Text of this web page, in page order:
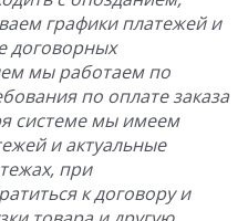
графики платежей и
договорных
мы работаем по
по оплате заказа
системе мы имеем
и актуальные
при
к договору и